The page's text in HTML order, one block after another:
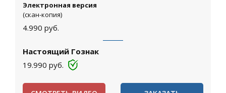
Электронная версия
(скан-копия)
4.990 руб.
Настоящий Гознак
19.990 руб.